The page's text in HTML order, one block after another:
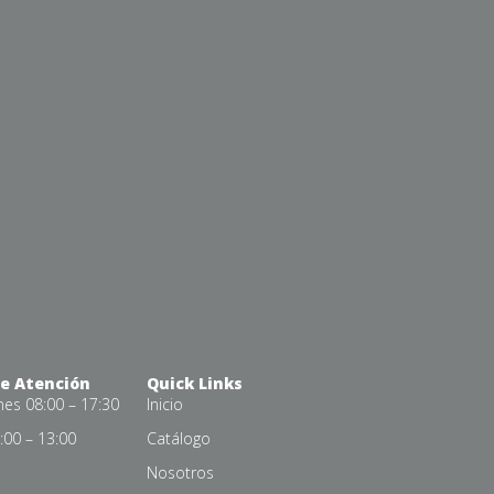
Atención
08:00 – 17:30
– 13:00
Quick Links
Inicio
Catálogo
Nosotros